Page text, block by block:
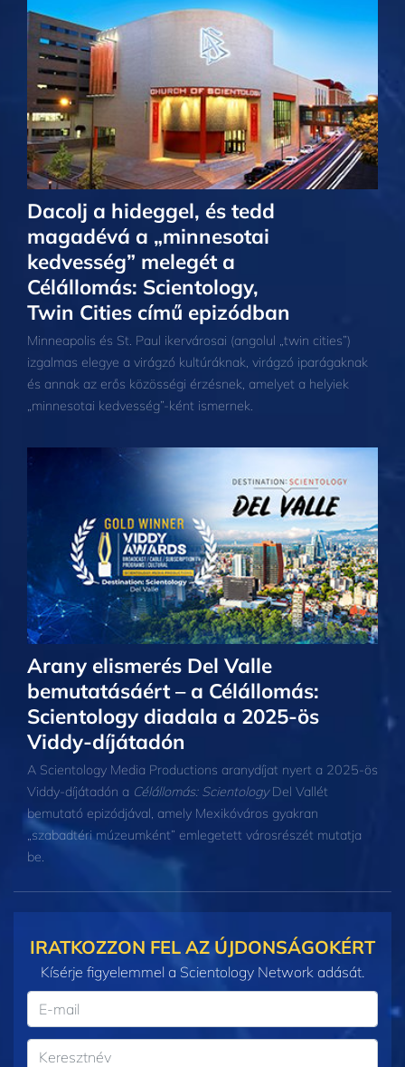
Dacolj a hideggel, és tedd
magadévá a „minnesotai
kedvesség” melegét a
Célállomás: Scientology,
Twin Cities című epizódban
Minneapolis és St. Paul ikervárosai (angolul „twin cities”)
izgalmas elegye a virágzó kultúráknak, virágzó iparágaknak
és annak az erős közösségi érzésnek, amelyet a helyiek
„minnesotai kedvesség”-ként ismernek.
Arany elismerés Del Valle
bemutatásáért – a Célállomás:
Scientology diadala a 2025‑ös
Viddy-díjátadón
A Scientology Media Productions aranydíjat nyert a 2025‑ös
Viddy-díjátadón a Célállomás: ScientologyDel Vallét
bemutató epizódjával, amely Mexikóváros gyakran
„szabadtéri múzeumként” emlegetett városrészét mutatja
be.
IRATKOZZON FEL AZ ÚJDONSÁGOKÉRT
Kísérje figyelemmel a Scientology Network adását.